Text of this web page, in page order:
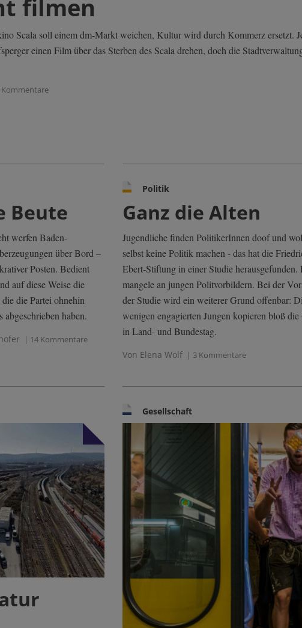
filmen
Scala soll einem dm-Markt weichen, Kultur wird durch Kommerz ersetzt.
einen Film über das Sterben des Scala drehen, doch die
Kommentare
Beute
werfen Baden-
über Bord –
Posten. Bedient
auf diese Weise die
die Partei ohnehin
haben.
| 14 Kommentare
Politik
Ganz die Alten
Jugendliche finden PolitikerInnen doof und
selbst keine Politik machen - das hat die
Ebert-Stiftung in einer Studie herausgefunden.
mangele an jungen Politvorbildern. Bei der
der Studie wird ein weiterer Grund offenbar:
wenigen engagierten Jungen kopieren bloß
in Land- und Bundestag.
Von Elena Wolf | 3 Kommentare
Gesellschaft